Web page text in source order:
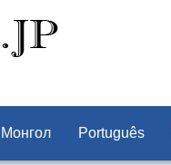
Монгол Português